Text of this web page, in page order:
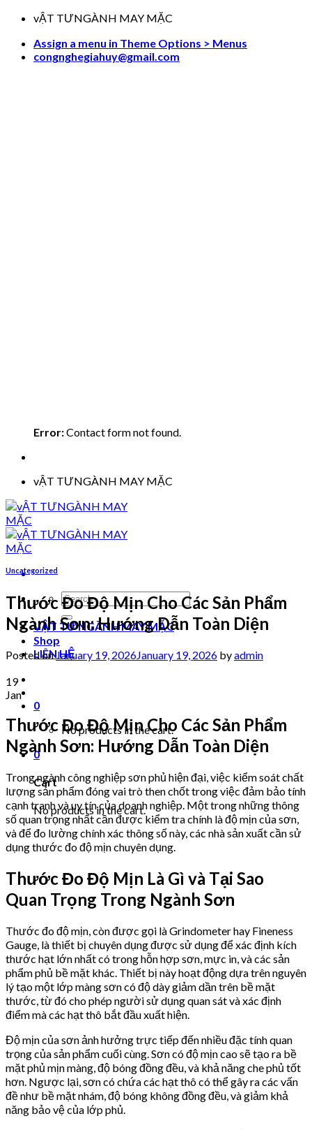
Skip
content
vẬT TƯNGÀNH MAY MẶC
Assign a menu in Theme Options > Menus
congnghegiahuy@gmail.com
Error:Contact form not found.
vẬT TƯNGÀNH MAY MẶC
Search
for:
VẬT TƯ NGÀNH MAY MẶC
Shop
LIÊN HỆ
0
No products in the cart.
0
Cart
No products in the cart.
Uncategorized
Thước Đo Độ Mịn Cho Các Sản Phẩm
Ngành Sơn: Hướng Dẫn Toàn Diện
Posted onJanuary 19, 2026January 19, 2026 byadmin
19
Jan
Thước Đo Độ Mịn Cho Các Sản Phẩm
Ngành Sơn: Hướng Dẫn Toàn Diện
Trong ngành công nghiệp sơn phủ hiện đại, việc kiểm soát chất
lượng sản phẩm đóng vai trò then chốt trong việc đảm bảo tính
cạnh tranh và uy tín của doanh nghiệp. Một trong những thông
số quan trọng nhất cần được kiểm tra chính là độ mịn của sơn,
và để đo lường chính xác thông số này, các nhà sản xuất cần sử
dụng thước đo độ mịn chuyên dụng.
Thước Đo Độ Mịn Là Gì và Tại Sao
Quan Trọng Trong Ngành Sơn
Thước đo độ mịn, còn được gọi là Grindometer hay Fineness
Gauge, là thiết bị chuyên dụng được sử dụng để xác định kích
thước hạt lớn nhất có trong hỗn hợp sơn, mực in, và các sản
phẩm phủ bề mặt khác. Thiết bị này hoạt động dựa trên nguyên
lý tạo một lớp màng sơn có độ dày giảm dần trên bề mặt
thước, từ đó cho phép người sử dụng quan sát và xác định
điểm mà các hạt thô bắt đầu xuất hiện.
Độ mịn của sơn ảnh hưởng trực tiếp đến nhiều đặc tính quan
trọng của sản phẩm cuối cùng. Sơn có độ mịn cao sẽ tạo ra bề
mặt phủ mịn màng, độ bóng đồng đều, và khả năng che phủ tốt
hơn. Ngược lại, sơn có chứa các hạt thô có thể gây ra các vấn
đề như bề mặt nhám, độ bóng không đồng đều, và giảm khả
năng bảo vệ của lớp phủ.